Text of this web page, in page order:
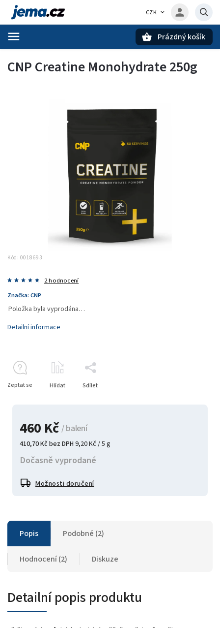
CZK
Prázdný košík
CNP Creatine Monohydrate 250g
Kód: 0018693
2 hodnocení
Značka: CNP
460 Kč / balení
410,70 Kč bez DPH9,20 Kč / 5 g
Dočasně vyprodané
Možnosti doručení
Položka byla vyprodána…
Detailní informace
Zeptat se Hlídat Sdílet
Popis Podobné (2)
Hodnocení (2) Diskuze
Detailní popis produktu